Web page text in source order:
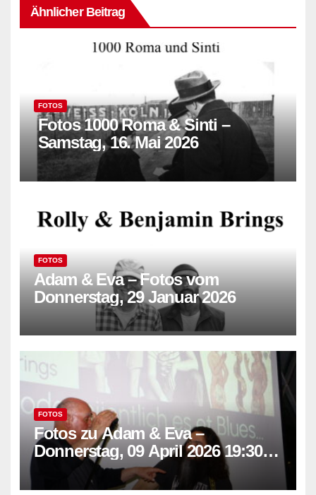
Ähnlicher Beitrag
FOTOS
Fotos 1000 Roma & Sinti –
Samstag, 16. Mai 2026
FOTOS
Adam & Eva – Fotos vom
Donnerstag, 29 Januar 2026
FOTOS
Fotos zu Adam & Eva –
Donnerstag, 09 April 2026 19:30